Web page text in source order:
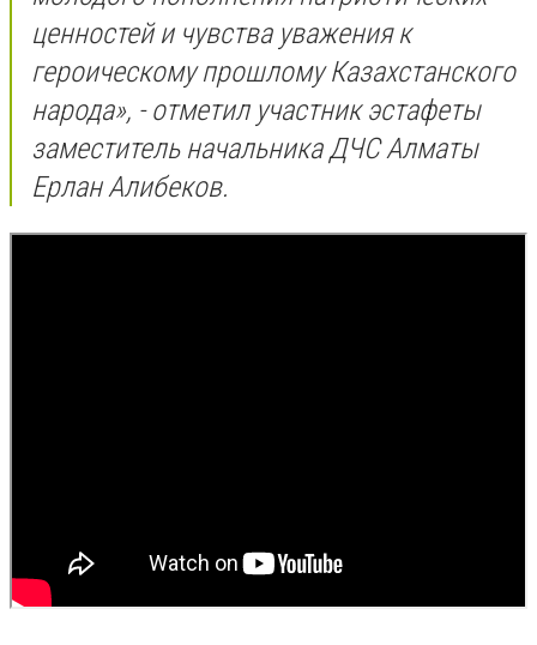
ценностей и чувства уважения к
героическому прошлому Казахстанского
народа», - отметил участник эстафеты
заместитель начальника ДЧС Алматы
Ерлан Алибеков.